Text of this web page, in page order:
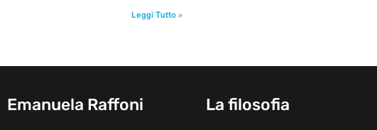
Leggi Tutto »
Emanuela Raffoni La filosofia